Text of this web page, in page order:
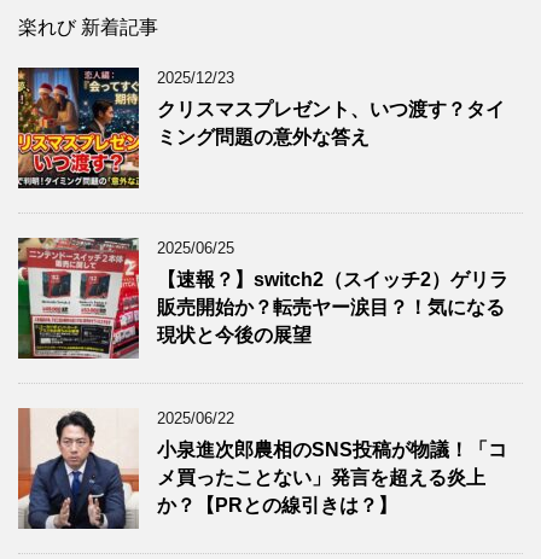
楽れび 新着記事
2025/12/23
クリスマスプレゼント、いつ渡す？タイ
ミング問題の意外な答え
2025/06/25
【速報？】switch2（スイッチ2）ゲリラ
販売開始か？転売ヤー涙目？！気になる
現状と今後の展望
2025/06/22
小泉進次郎農相のSNS投稿が物議！「コ
メ買ったことない」発言を超える炎上
か？【PRとの線引きは？】